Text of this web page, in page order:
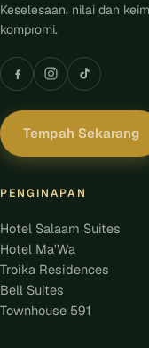
Keselesaan, nilai dan
kompromi.
Tempah Sekarang
PENGINAPAN
Hotel Salaam Suites
Hotel Ma'Wa
Troika Residences
Bell Suites
Townhouse 591